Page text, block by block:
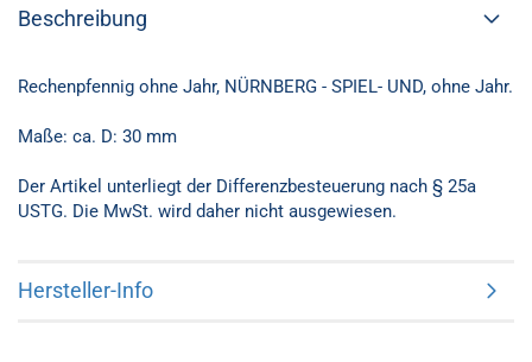
Beschreibung
Rechenpfennig ohne Jahr, NÜRNBERG - SPIEL- UND, ohne Jahr.
Maße: ca. D: 30 mm
Der Artikel unterliegt der Differenzbesteuerung nach § 25a
USTG. Die MwSt. wird daher nicht ausgewiesen.
Hersteller-Info